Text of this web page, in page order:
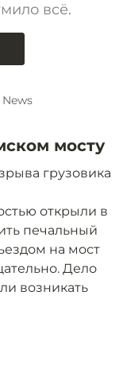
всё.
мосту
грузовика
открыли в
печальный
на мост
Дело
возникать